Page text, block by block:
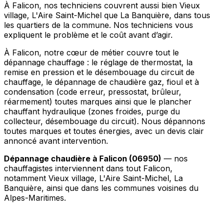
À Falicon, nos techniciens couvrent aussi bien Vieux
village, L'Aire Saint-Michel que La Banquière, dans tous
les quartiers de la commune. Nos techniciens vous
expliquent le problème et le coût avant d’agir.
À Falicon, notre cœur de métier couvre tout le
dépannage chauffage : le réglage de thermostat, la
remise en pression et le désembouage du circuit de
chauffage, le dépannage de chaudière gaz, fioul et à
condensation (code erreur, pressostat, brûleur,
réarmement) toutes marques ainsi que le plancher
chauffant hydraulique (zones froides, purge du
collecteur, désembouage du circuit). Nous dépannons
toutes marques et toutes énergies, avec un devis clair
annoncé avant intervention.
Dépannage chaudière à Falicon (06950) — nos
chauffagistes interviennent dans tout Falicon,
notamment Vieux village, L'Aire Saint-Michel, La
Banquière, ainsi que dans les communes voisines du
Alpes-Maritimes.